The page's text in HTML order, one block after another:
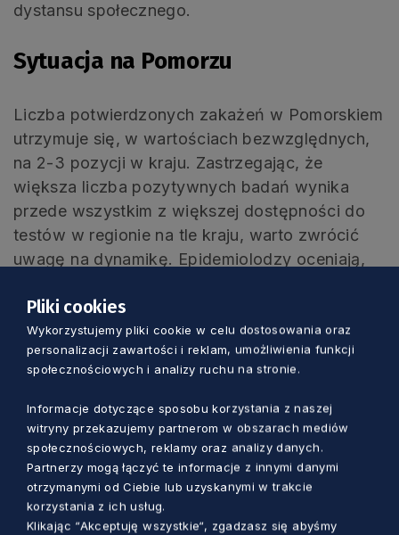
dystansu społecznego.
Sytuacja na Pomorzu
Liczba potwierdzonych zakażeń w Pomorskiem
utrzymuje się, w wartościach bezwzględnych,
na 2-3 pozycji w kraju. Zastrzegając, że
większa liczba pozytywnych badań wynika
przede wszystkim z większej dostępności do
testów w regionie na tle kraju, warto zwrócić
uwagę na dynamikę. Epidemiolodzy oceniają,
województwa, a przede wszystkim dużych
miast, przekracza obecnie 1.
– To znaczy, że jeden chory zaraża
więcej niż jedną osobę. Na przykład
1,2 oznacza, że 10 zakażonych zakaża
kolejnych 12 osób. Podobnie liczba
hospitalizowanych, po przejściowym
spadku, ponownie wzrosła w
Pliki cookies
Wykorzystujemy pliki cookie w celu dostosowania oraz
personalizacji zawartości i reklam, umożliwienia funkcji
społecznościowych i analizy ruchu na stronie.
Informacje dotyczące sposobu korzystania z naszej
witryny przekazujemy partnerom w obszarach mediów
społecznościowych, reklamy oraz analizy danych.
Partnerzy mogą łączyć te informacje z innymi danymi
otrzymanymi od Ciebie lub uzyskanymi w trakcie
korzystania z ich usług.
Klikając “Akceptuję wszystkie“, zgadzasz się abyśmy